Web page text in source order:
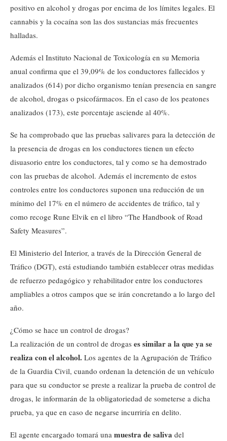
positivo en alcohol y drogas por encima de los límites legales. El
cannabis y la cocaína son las dos sustancias más frecuentes
halladas.
Además el Instituto Nacional de Toxicología en su Memoria
anual confirma que el 39,09% de los conductores fallecidos y
analizados (614) por dicho organismo tenían presencia en sangre
de alcohol, drogas o psicofármacos. En el caso de los peatones
analizados (173), este porcentaje asciende al 40%.
Se ha comprobado que las pruebas salivares para la detección de
la presencia de drogas en los conductores tienen un efecto
disuasorio entre los conductores, tal y como se ha demostrado
con las pruebas de alcohol. Además el incremento de estos
controles entre los conductores suponen una reducción de un
mínimo del 17% en el número de accidentes de tráfico, tal y
como recoge Rune Elvik en el libro “The Handbook of Road
Safety Measures”.
El Ministerio del Interior, a través de la Dirección General de
Tráfico (DGT), está estudiando también establecer otras medidas
de refuerzo pedagógico y rehabilitador entre los conductores
ampliables a otros campos que se irán concretando a lo largo del
año.
¿Cómo se hace un control de drogas?
La realización de un control de drogas es similar a la que ya se
realiza con el alcohol. Los agentes de la Agrupación de Tráfico
de la Guardia Civil, cuando ordenan la detención de un vehículo
para que su conductor se preste a realizar la prueba de control de
drogas, le informarán de la obligatoriedad de someterse a dicha
prueba, ya que en caso de negarse incurriría en delito.
El agente encargado tomará una muestra de saliva del